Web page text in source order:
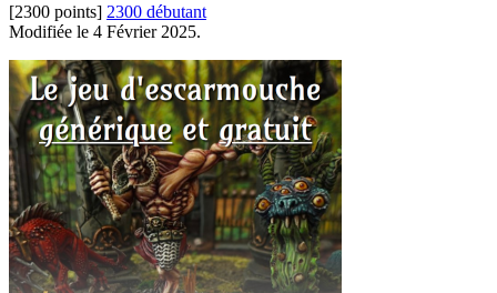
[2300 points] 2300 débutant
Modifiée le 4 Février 2025.